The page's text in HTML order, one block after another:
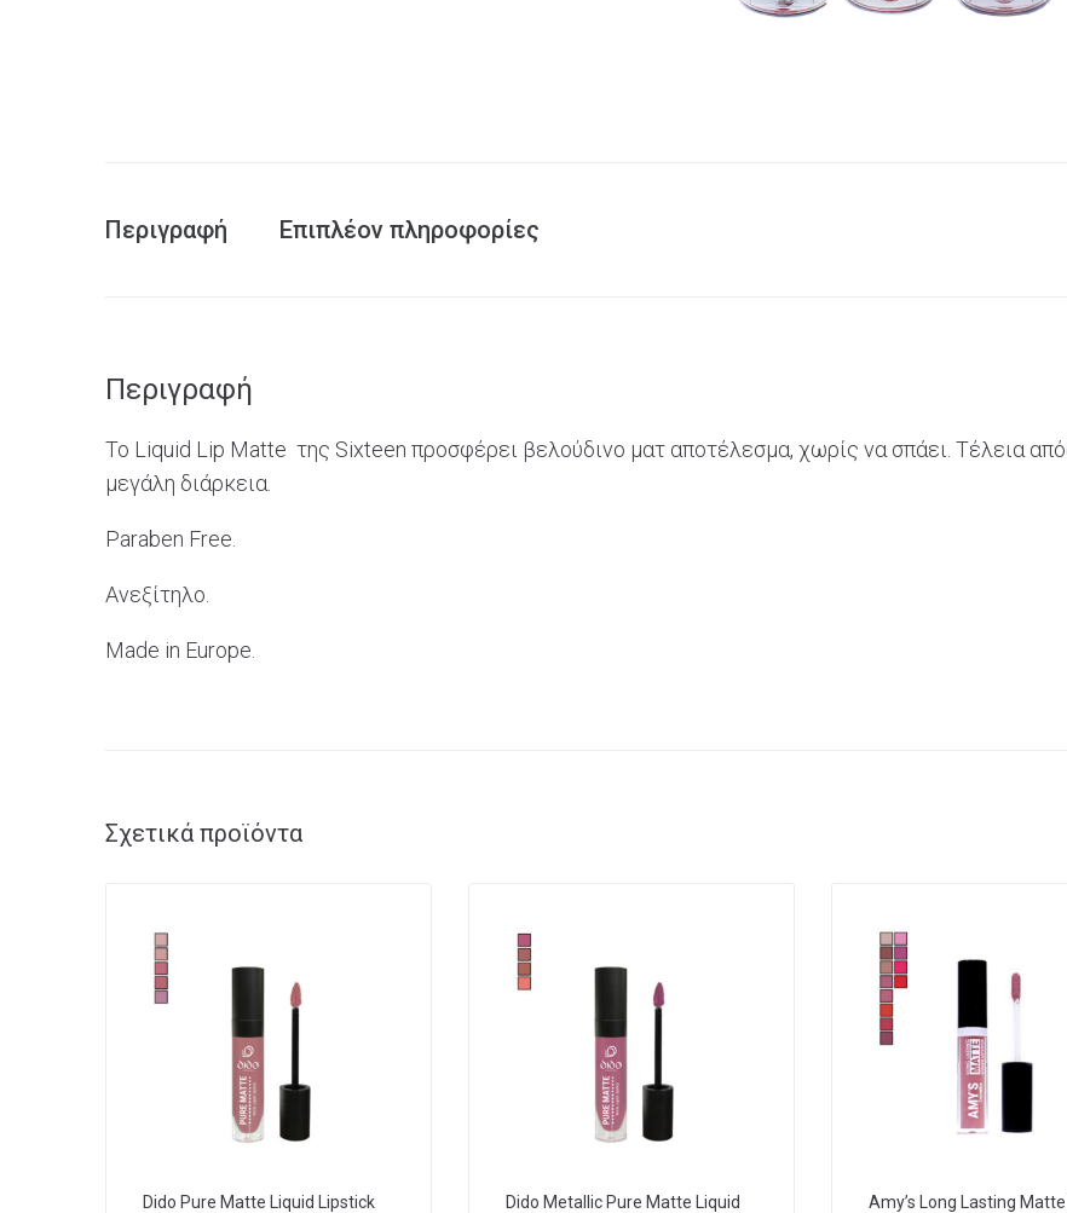
Περιγραφή Επιπλέον πληροφορίες
Περιγραφή
Το Liquid Lip Matte της Sixteen προσφέρει βελούδινο ματ αποτέλεσμα, χωρίς να σπάει. Τέλεια
μεγάλη διάρκεια.
Paraben Free.
Ανεξίτηλο.
Made in Europe.
Σχετικά προϊόντα
Dido Pure Matte Liquid Lipstick
Dido Metallic Pure Matte Liquid
Amy’s Long Lasting